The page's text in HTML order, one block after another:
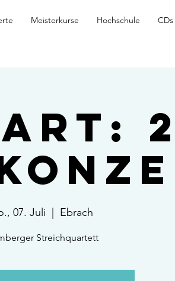
Meisterkurse Hochschule CDs
07. Juli Ebrach
Streichquartett